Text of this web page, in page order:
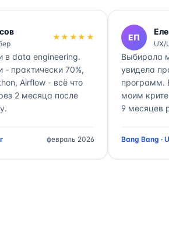
★★★★★
в data engineering.
практически 70%,
Airflow - всё что
2 месяца после
февраль 2026
ЕП
UX/
Выбирала
увидела
программ.
моим
9 месяцев
Bang Bang ·